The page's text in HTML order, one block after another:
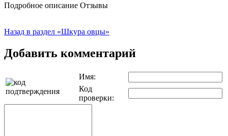
Подробное описание Отзывы
Назад в раздел «Шкура овцы»
Добавить комментарий
Имя:
Код
проверки: